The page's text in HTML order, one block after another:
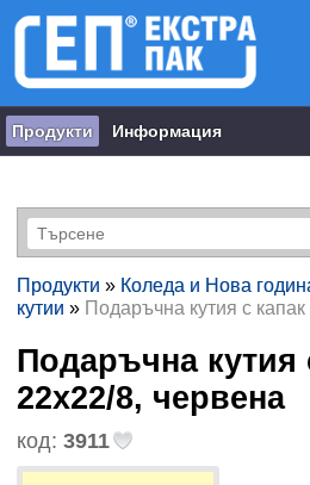
Продукти Информация
Продукти » Коледа и Нова
кутии » Подаръчна кутия с
Подаръчна кутия
22x22/8, червена
код: 3911